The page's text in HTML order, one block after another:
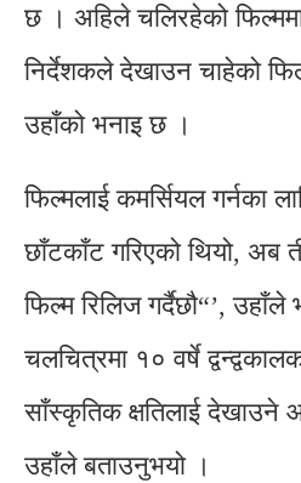
छ । अहिले चलिरहेको
निर्देशकले देखाउन चाहेको
उहाँको भनाइ छ ।
फिल्मलाई कमर्सियल गर्नका
छाँटकाँट गरिएको थियो, अब
फिल्म रिलिज गर्दैछौ“’,
चलचित्रमा १० वर्षे
साँस्कृतिक क्षतिलाई देखाउने
उहाँले बताउनुभयो ।